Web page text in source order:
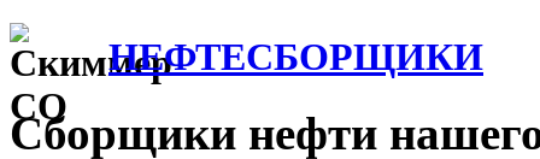
НЕФТЕСБОРЩИКИ
Сборщики нефти